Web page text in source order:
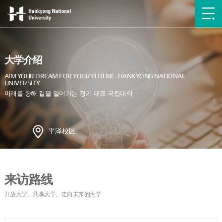
大学介绍
平泽校区
来访路线